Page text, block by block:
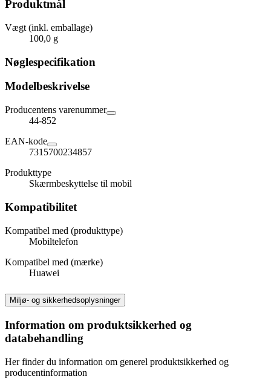
Produktmål
Vægt (inkl. emballage)
100,0 g
Nøglespecifikation
Modelbeskrivelse
Producentens varenummer
44-852
EAN-kode
7315700234857
Produkttype
Skærmbeskyttelse til mobil
Kompatibilitet
Kompatibel med (produkttype)
Mobiltelefon
Kompatibel med (mærke)
Huawei
Miljø- og sikkerhedsoplysninger
Information om produktsikkerhed og
databehandling
Her finder du information om generel produktsikkerhed og
producentinformation